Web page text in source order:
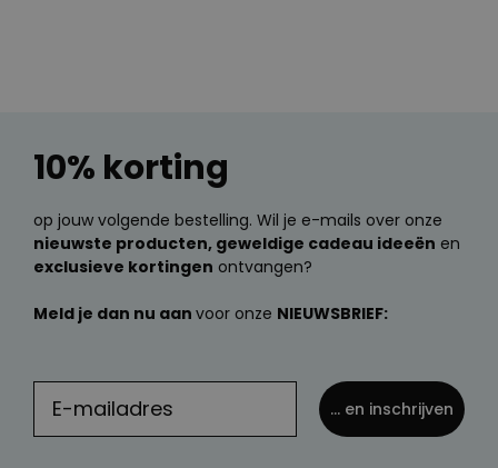
10% korting
op jouw volgende bestelling. Wil je e-mails over onze
nieuwste producten, geweldige cadeau ideeën en
exclusieve kortingen ontvangen?
Meld je dan nu aan voor onze NIEUWSBRIEF:
... en inschrijven